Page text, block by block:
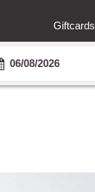
Giftcards